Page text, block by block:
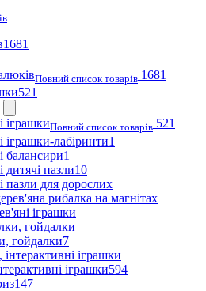
1681
Повний список товарів 1681
521
іграшкиПовний список товарів 521
іграшки-лабіринти1
балансири1
дитячі пазли10
пазли для дорослих
рибалка на магнітах
іграшки
гойдалки7
іграшки594
147